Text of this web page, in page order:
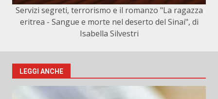
Servizi segreti, terrorismo e il romanzo "La ragazza
eritrea - Sangue e morte nel deserto del Sinai", di
Isabella Silvestri
LEGGI ANCHE